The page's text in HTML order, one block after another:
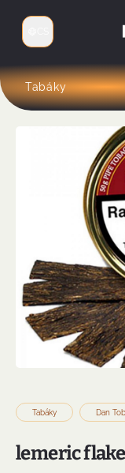
Přepnout jazyk
Tabáky
Tabáky Dan
lemeric